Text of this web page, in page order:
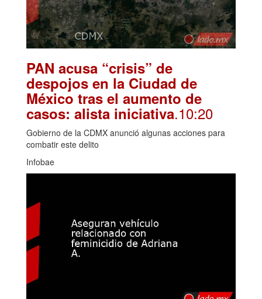
PAN acusa “crisis” de
despojos en la Ciudad de
México tras el aumento de
casos: alista iniciativa.10:20
Gobierno de la CDMX anunció algunas acciones para
combatir este delito
Infobae